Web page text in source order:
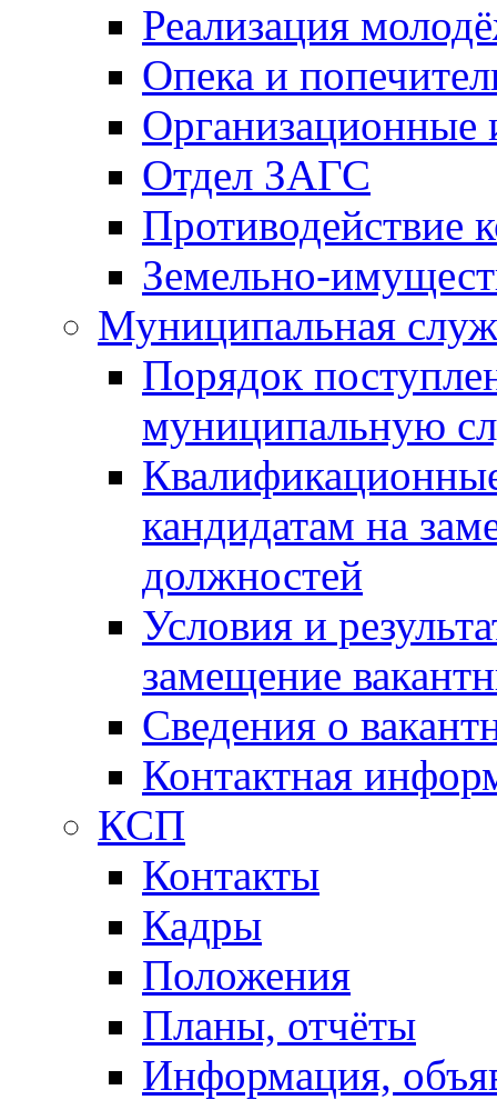
Реализация
Опека и
Отдел ЗАГС
Противодействие
Земельно-
Муниципальная
Порядок
муниципальную
кандидатам на
должностей
Условия и
замещение
Сведения о
Контактная
КСП
Контакты
Кадры
Положения
Планы, отчёты
Информация,